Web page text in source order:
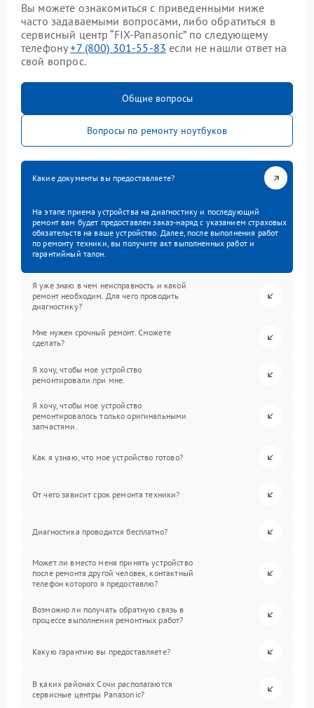
Вы можете ознакомиться с приведенными ниже
часто задаваемыми вопросами, либо обратиться в
сервисный центр “FIX-Panasonic” по следующему
телефону+7 (800) 301-55-83 если не нашли ответ на
свой вопрос.
Общие вопросы
Вопросы по ремонту ноутбуков
Какие документы вы предоставляете?
На этапе приема устройства на диагностику и последующий
ремонт вам будет предоставлен заказ-наряд с указанием страховых
обязательств на ваше устройство. Далее, после выполнения работ
по ремонту техники, вы получите акт выполненных работ и
гарантийный талон.
Я уже знаю в чем неисправность и какой
ремонт необходим. Для чего проводить
диагностику?
Мне нужен срочный ремонт. Сможете
сделать?
Я хочу, чтобы мое устройство
ремонтировали при мне.
Я хочу, чтобы мое устройство
ремонтировалось только оригинальными
запчастями.
Как я узнаю, что мое устройство готово?
От чего зависит срок ремонта техники?
Диагностика проводится бесплатно?
Может ли вместо меня принять устройство
после ремонта другой человек, контактный
телефон которого я предоставлю?
Возможно ли получать обратную связь в
процессе выполнения ремонтных работ?
Какую гарантию вы предоставляете?
В каких районах Сочи располагаются
сервисные центры Panasonic?